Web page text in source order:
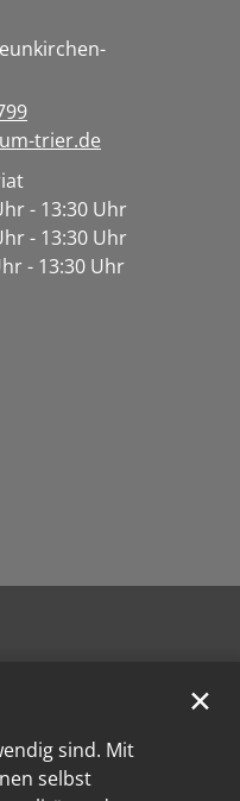
sind. Mit
selbst
✕
trier.de
- 13:30 Uhr
- 13:30 Uhr
13:30 Uhr